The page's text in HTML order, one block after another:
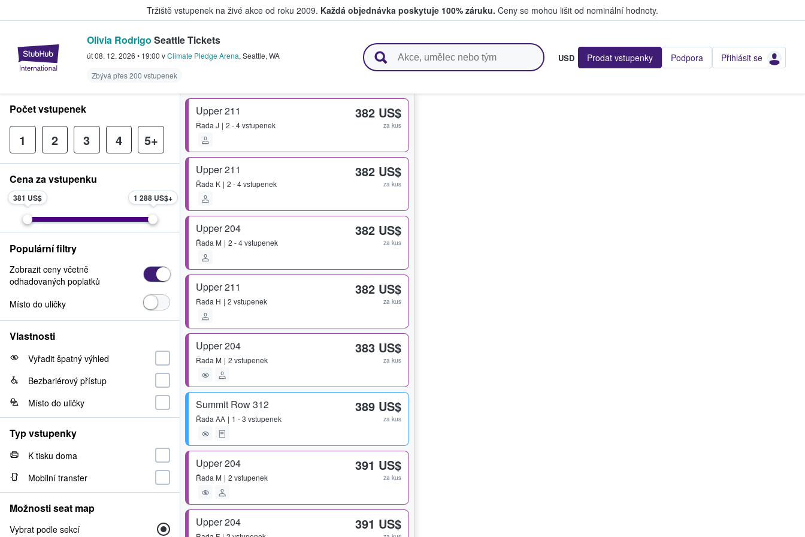
Tržiště vstupenek na živé akce od roku 2009. Každá objednávka poskytuje 100% záruku. Ceny se mohou lišit od nominální hodnoty.
StubHub – Místo, kde fanoušci kupují a prodávají vstupenky
Olivia Rodrigo Seattle Tickets
út 08. 12. 2026 • 19:00 vClimate Pledge Arena, Seattle, WA
Zbývá přes 200 vstupenek
USD Prodat vstupenky Podpora Přihlásit se
Upper 211
Řada J 2 - 4 vstupenek
382 US$
za kus
Upper 211
Řada K 2 - 4 vstupenek
382 US$
za kus
Upper 204
Řada M 2 - 4 vstupenek
382 US$
za kus
Upper 211
Řada H 2 vstupenek
382 US$
za kus
Upper 204
Řada M 2 vstupenek
383 US$
za kus
Summit Row 312
Řada AA 1 - 3 vstupenek
389 US$
za kus
Upper 204
Řada M 2 vstupenek
391 US$
za kus
Upper 204 391 US$
Počet vstupenek
1 2 3 4 5+
Cena za vstupenku
381 US$ 1 288 US$
Populární filtry
Zobrazit ceny včetně
odhadovaných poplatků
Místo do uličky
Vlastnosti
Vyřadit špatný výhled
Bezbariérový přístup
Místo do uličky
Typ vstupenky
K tisku doma
Mobilní transfer
Možnosti seat map
Vybrat podle sekcí